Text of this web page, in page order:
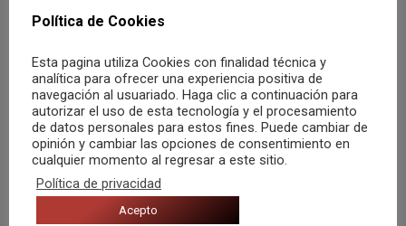
MegAgenda de SuperFestivales –
Julio, Agosto y Septiembre (2020)
Agenda de festivales,Recomendaciones
Carlos Congost 16 febrero, 2020
Política de Cookies
Esta pagina utiliza Cookies con finalidad técnica y
analítica para ofrecer una experiencia positiva de
navegación al usuariado. Haga clic a continuación para
autorizar el uso de esta tecnología y el procesamiento
de datos personales para estos fines. Puede cambiar de
opinión y cambiar las opciones de consentimiento en
cualquier momento al regresar a este sitio.
Política de privacidad
Acepto